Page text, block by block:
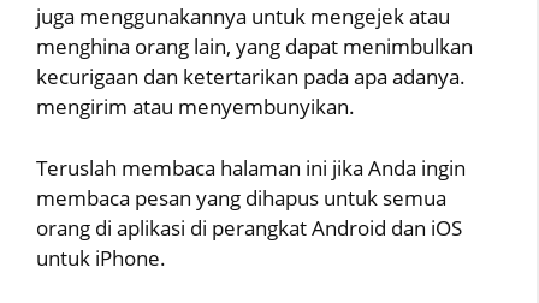
juga menggunakannya untuk mengejek atau
menghina orang lain, yang dapat menimbulkan
kecurigaan dan ketertarikan pada apa adanya.
mengirim atau menyembunyikan.
Teruslah membaca halaman ini jika Anda ingin
membaca pesan yang dihapus untuk semua
orang di aplikasi di perangkat Android dan iOS
untuk iPhone.